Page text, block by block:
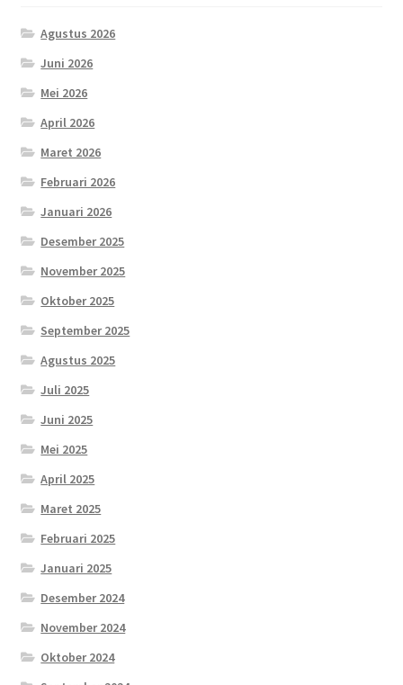
Agustus 2026
Juni 2026
Mei 2026
April 2026
Maret 2026
Februari 2026
Januari 2026
Desember 2025
November 2025
Oktober 2025
September 2025
Agustus 2025
Juli 2025
Juni 2025
Mei 2025
April 2025
Maret 2025
Februari 2025
Januari 2025
Desember 2024
November 2024
Oktober 2024